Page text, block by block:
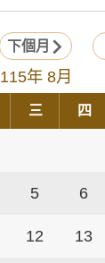
下個月
115年 8月
三 四
5 6
12 13